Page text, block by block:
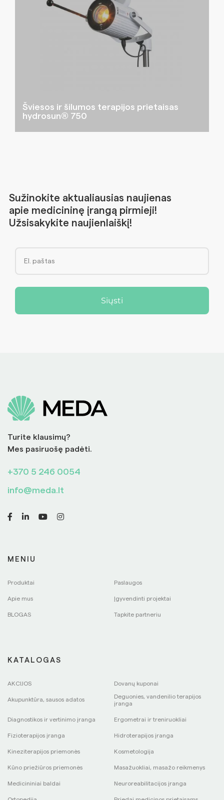
Šviesos ir šilumos terapijos prietaisas
hydrosun® 750
Sužinokite aktualiausias naujienas
apie medicininę įrangą pirmieji!
Užsisakykite naujienlaiškį!
Siųsti
Turite klausimų?
Mes pasiruošę padėti.
+370 5 246 0054
info@meda.lt
MENIU
Produktai Paslaugos
Apie mus Įgyvendinti projektai
BLOGAS Tapkite partneriu
KATALOGAS
AKCIJOS Dovanų kuponai
Akupunktūra, sausos adatos
Deguonies, vandenilio terapijos
įranga
Diagnostikos ir vertinimo įranga Ergometrai ir treniruokliai
Fizioterapijos įranga Hidroterapijos įranga
Kineziterapijos priemonės Kosmetologija
Kūno priežiūros priemonės Masažuokliai, masažo reikmenys
Medicininiai baldai Neuroreabilitacijos įranga